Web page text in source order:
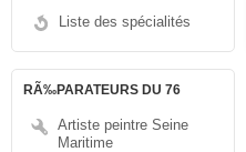
Liste des spécialités
RÃ‰PARATEURS DU 76
Artiste peintre Seine
Maritime